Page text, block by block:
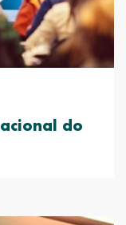
do